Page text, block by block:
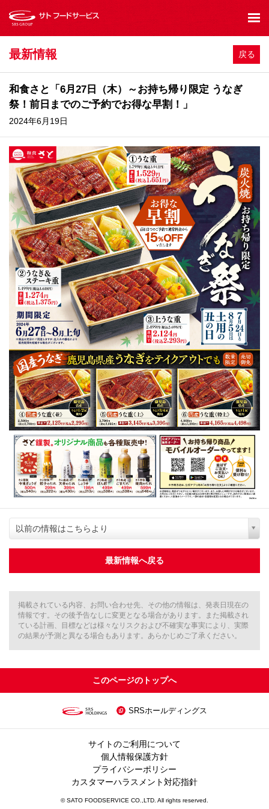
最新情報 戻る
和食さと「6月27日（木）～お持ち帰り限定 うなぎ
祭！前日までのご予約でお得な早割！」
2024年6月19日
以前の情報はこちらより
最新情報へ戻る
掲載されている内容、お問い合わせ先、その他の情報は、発表日現在の
情報です。その後予告なしに変更となる場合があります。また掲載され
ている計画、目標などは様々なリスクおよび不確実な事実により、実際
の結果が予測と異なる場合もあります。あらかじめご了承ください。
このページのトップへ
SRSホールディングス
サイトのご利用について
個人情報保護方針
プライバシーポリシー
カスタマーハラスメント対応指針
© SATO FOODSERVICE CO.,LTD. All rights reserved.